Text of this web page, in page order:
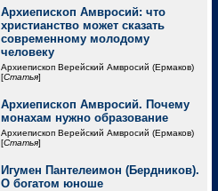
Архиепископ Амвросий: что
христианство может сказать
современному молодому
человеку
Архиепископ Верейский Амвросий (Ермаков)
[Статья]
Архиепископ Амвросий. Почему
монахам нужно образование
Архиепископ Верейский Амвросий (Ермаков)
[Статья]
Игумен Пантелеимон (Бердников).
О богатом юноше